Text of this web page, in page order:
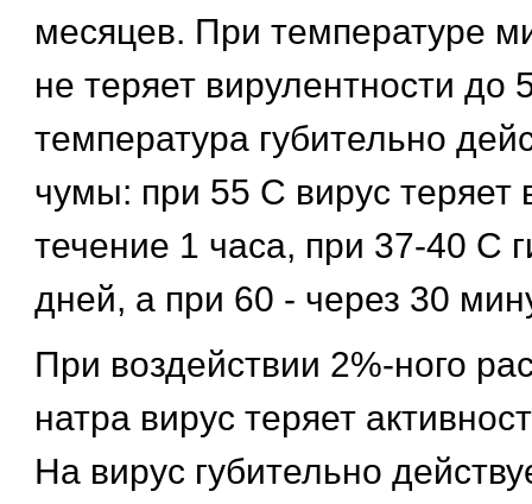
месяцев. При температуре
не теряет вирулентности до
температура губительно
чумы: при 55 С вирус теряет
течение 1 часа, при 37-40 С
дней, а при 60 - через 30
При воздействии 2%-ного
натра вирус теряет
На вирус губительно